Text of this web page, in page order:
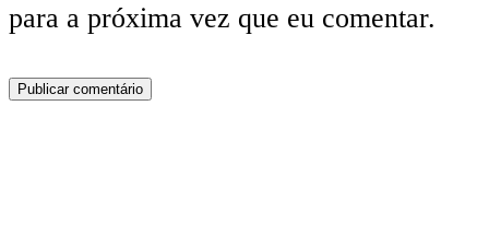
para a próxima vez que eu comentar.